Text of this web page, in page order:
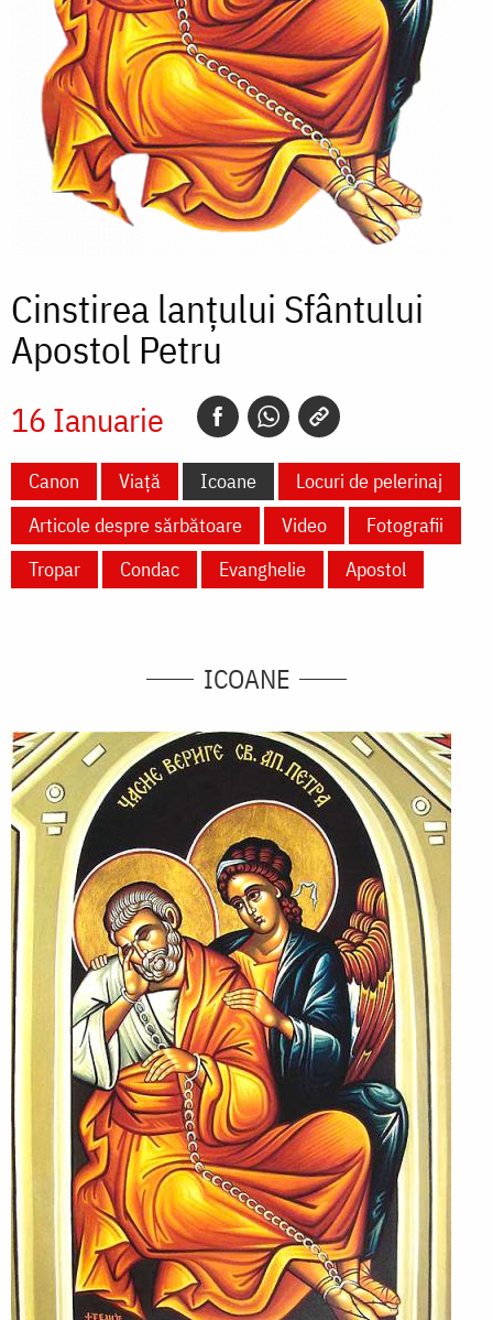
Cinstirea lanțului Sfântului
Apostol Petru
16 Ianuarie
Canon Viață Icoane
Locuri de pelerinaj
Articole despre sărbătoare
Video
Fotografii
Tropar
Condac Evanghelie Apostol
ICOANE